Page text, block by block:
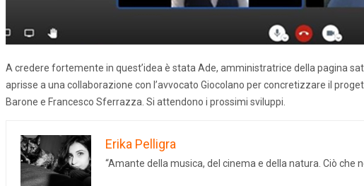
A credere fortemente in quest’idea è stata Ade, amministratrice della pagina
aprisse a una collaborazione con l’avvocato Giocolano per concretizzare il
Barone e Francesco Sferrazza. Si attendono i prossimi sviluppi.
Erika Pelligra
“Amante della musica, del cinema e della natura. Ciò che